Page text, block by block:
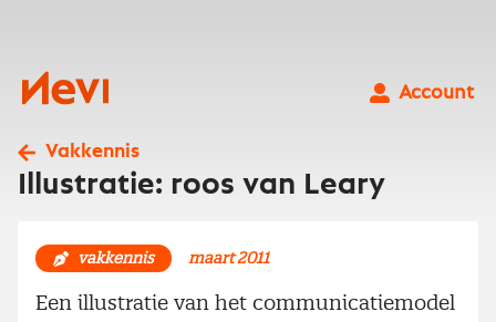
Nevi
Account
Vakkennis
Illustratie: roos van Leary
vakkennis maart 2011
Een illustratie van het communicatiemodel